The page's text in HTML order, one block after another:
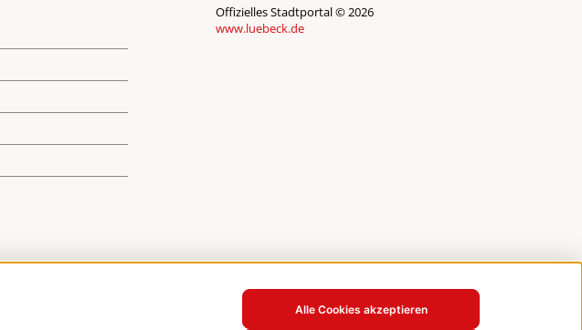
Alle Cookies akzeptieren
Offizielles Stadtportal © 2026
www.luebeck.de